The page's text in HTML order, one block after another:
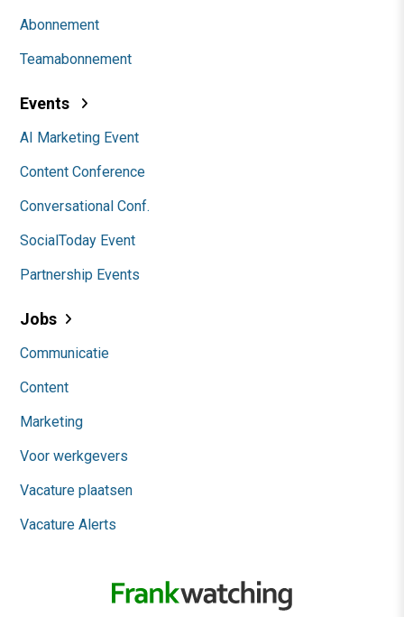
Abonnement
Teamabonnement
Events
AI Marketing Event
Content Conference
Conversational Conf.
SocialToday Event
Partnership Events
Jobs
Communicatie
Content
Marketing
Voor werkgevers
Vacature plaatsen
Vacature Alerts